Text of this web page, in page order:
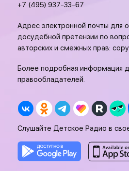
+7 (495) 937-33-67
Адрес электронной почты для
досудебной претензии по
авторских и смежных прав:
Более подробная информация
правообладателей.
Слушайте Детское Радио в